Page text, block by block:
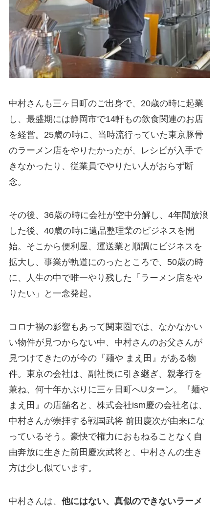
中村さんも三ヶ日町のご出身で、20歳の時に起業
し、最盛期には静岡市で14軒もの飲食関連のお店
を経営。25歳の時に、当時流行っていた東京豚骨
のラーメン店をやりたかったが、レシピが入手で
きなかったり、従業員でやりたい人がおらず断
念。
その後、36歳の時に会社が空中分解し、4年間放浪
した後、40歳の時に遺品整理業のビジネスを開
始。そこから便利屋、運送業と順調にビジネスを
拡大し、事業が軌道にのったところで、50歳の時
に、人生の中で唯一やり残した「ラーメン店をや
りたい」と一念発起。
コロナ禍の影響もあって関東圏では、なかなかい
い物件が見つからない中、中村さんのお父さんが
見つけてきたのが今の『麺や まえ田』がある物
件。東京の会社は、副社長に引き継ぎ、親孝行を
兼ね、何十年かぶりに三ヶ日町へUターン。『麺や
まえ田』の店舗名と、株式会社ism慶の会社名は、
中村さんが崇拝する戦国武将 前田慶次が由来にな
っているそう。豪快で権力におもねることなく自
由奔放に生きた前田慶次武将と、中村さんの生き
方は少し似ています。
中村さんは、 他にはない、真似のできないラーメ